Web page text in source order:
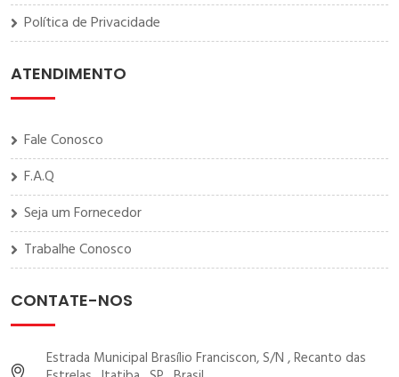
Política de Privacidade
ATENDIMENTO
Fale Conosco
F.A.Q
Seja um Fornecedor
Trabalhe Conosco
CONTATE-NOS
Estrada Municipal Brasílio Franciscon, S/N , Recanto das